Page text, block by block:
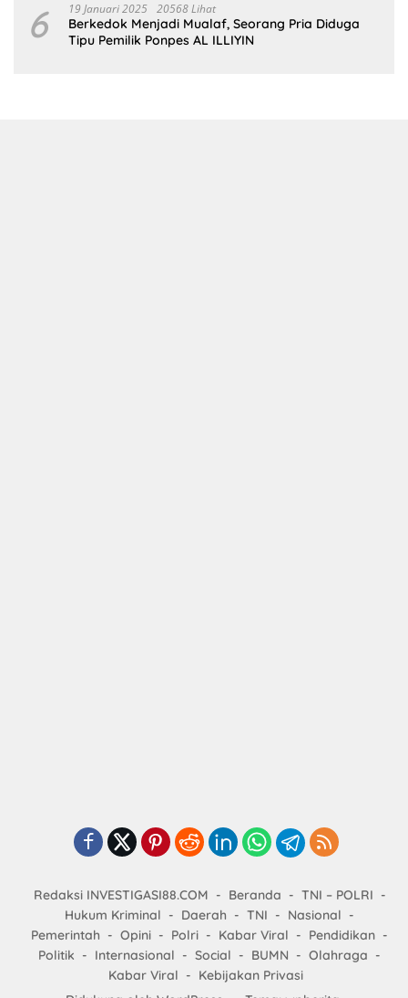
6 19 Januari 2025 20568 Lihat
Berkedok Menjadi Mualaf, Seorang Pria Diduga
Tipu Pemilik Ponpes AL ILLIYIN
Redaksi INVESTIGASI88.COM Beranda
TNI – POLRI
Hukum Kriminal
Daerah TNI
Nasional
Pemerintah
Opini Polri Kabar Viral
Pendidikan
Politik
Internasional Social BUMN
Olahraga
Kabar Viral
Kebijakan Privasi